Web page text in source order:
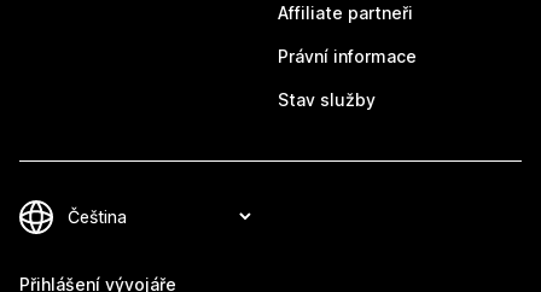
Affiliate partneři
Právní informace
Stav služby
Přihlášení vývojáře